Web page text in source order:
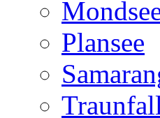
Plansee